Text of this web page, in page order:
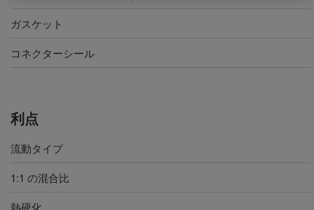
ガスケット
コネクターシール
利点
流動タイプ
1:1 の混合比
熱硬化